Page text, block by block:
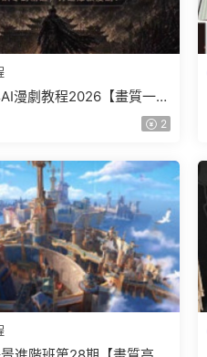
漫劇教程2026【畫質一般
2